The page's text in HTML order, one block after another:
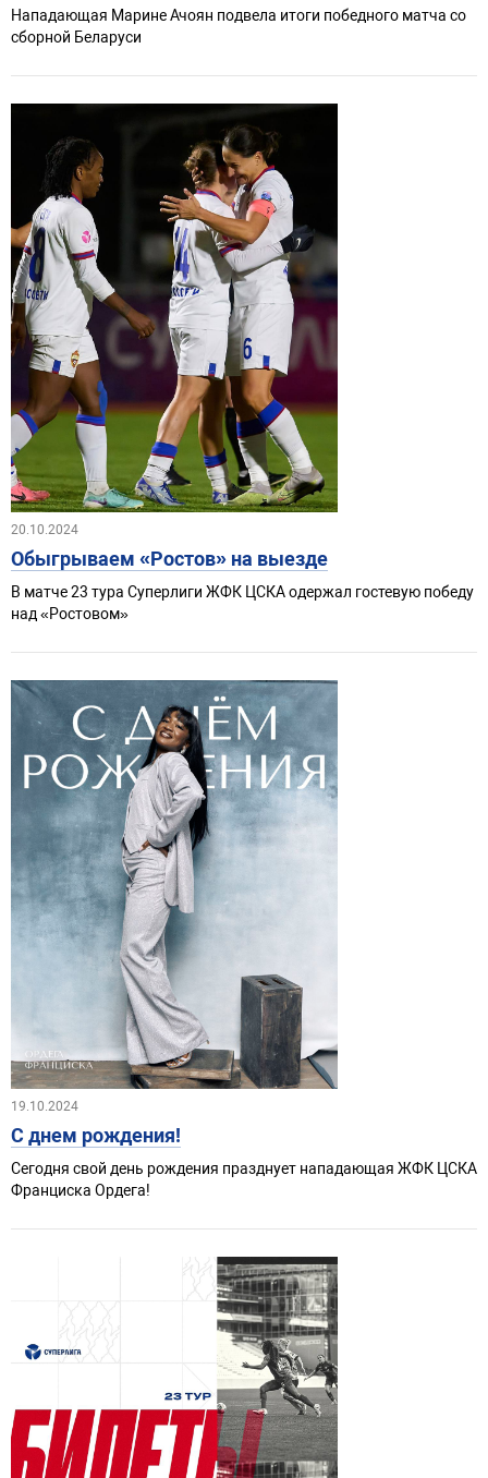
Нападающая Марине Ачоян подвела итоги победного матча со
сборной Беларуси
20.10.2024
Обыгрываем «Ростов» на выезде
В матче 23 тура Суперлиги ЖФК ЦСКА одержал гостевую победу
над «Ростовом»
19.10.2024
С днем рождения!
Сегодня свой день рождения празднует нападающая ЖФК ЦСКА
Франциска Ордега!